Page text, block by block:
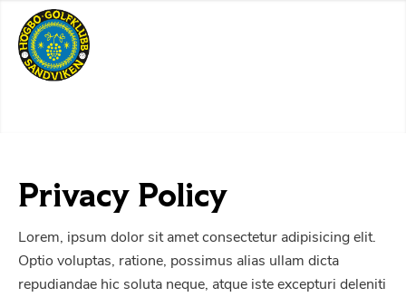
Privacy Policy
Lorem, ipsum dolor sit amet consectetur adipisicing elit.
Optio voluptas, ratione, possimus alias ullam dicta
repudiandae hic soluta neque, atque iste excepturi deleniti